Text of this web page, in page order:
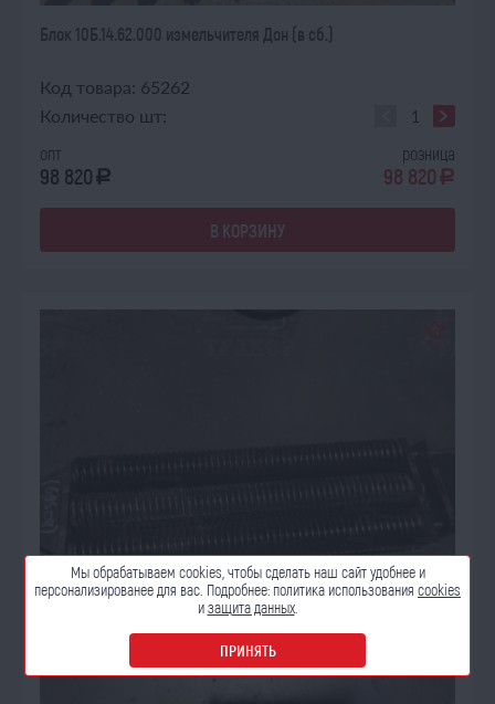
Блок 10Б.14.62.000 измельчителя Дон (в сб.)
Код товара: 65262
Количество шт:
опт
98 820 a
розница
98 820 a
В КОРЗИНУ
Мы обрабатываем cookies, чтобы сделать наш сайтудобнее и
персонализированее для вас. Подробнее: политика использования cookies
изащита данных.
ПРИНЯТЬ